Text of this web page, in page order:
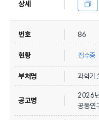
86
접수중
과학기
2026
공동연